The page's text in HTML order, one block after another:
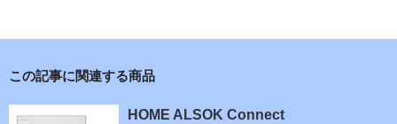
この記事に関連する商品
HOME ALSOK Connect